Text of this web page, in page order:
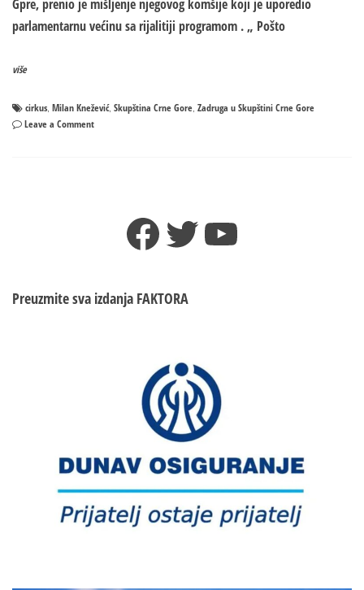
Gpre, prenio je mišljenje njegovog komšije koji je uporedio
parlamentarnu većinu sa rijalitiji programom . „ Pošto
više
cirkus, Milan Knežević, Skupština Crne Gore, Zadruga u Skupštini Crne Gore
Leave a Commenton
Dejan?
Facebook
TwitterYouTube
Preuzmite sva izdanja FAKTORA